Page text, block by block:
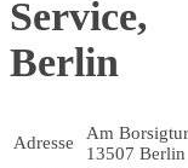
Service,
Berlin
Adresse
Am
13507 Berlin